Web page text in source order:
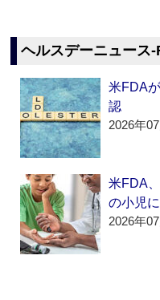
ヘルスデーニュース
米FDA
認
2026年
米FDA
の小児
2026年